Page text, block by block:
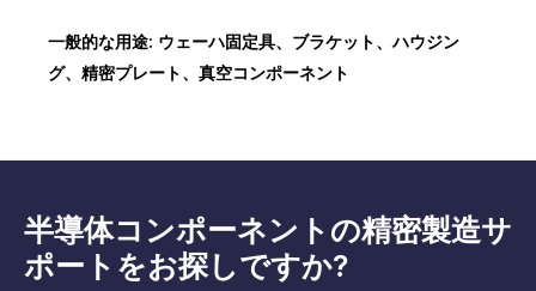
一般的な用途: ウェーハ固定具、ブラケット、ハウジン
グ、精密プレート、真空コンポーネント
半導体コンポーネントの精密製造サ
ポートをお探しですか?